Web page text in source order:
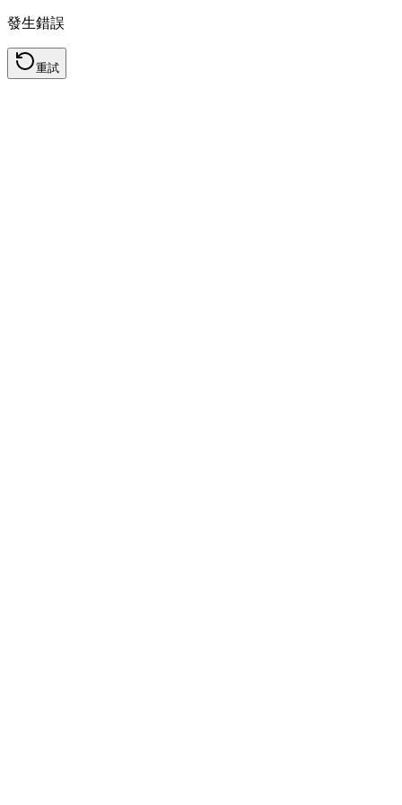
發生錯誤
重試